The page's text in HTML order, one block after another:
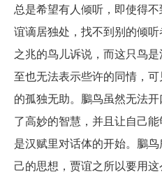
总是希望有人倾听，即使得
谊谪居独处，找不到别的倾
之兆的鸟儿诉说，而这只鸟
至也无法表示些许的同情，
的孤独无助。鵩鸟虽然无法
了高妙的智慧，并且让自己
是汉赋里对话体的开始。鵩
己的思想，贾谊之所以要用